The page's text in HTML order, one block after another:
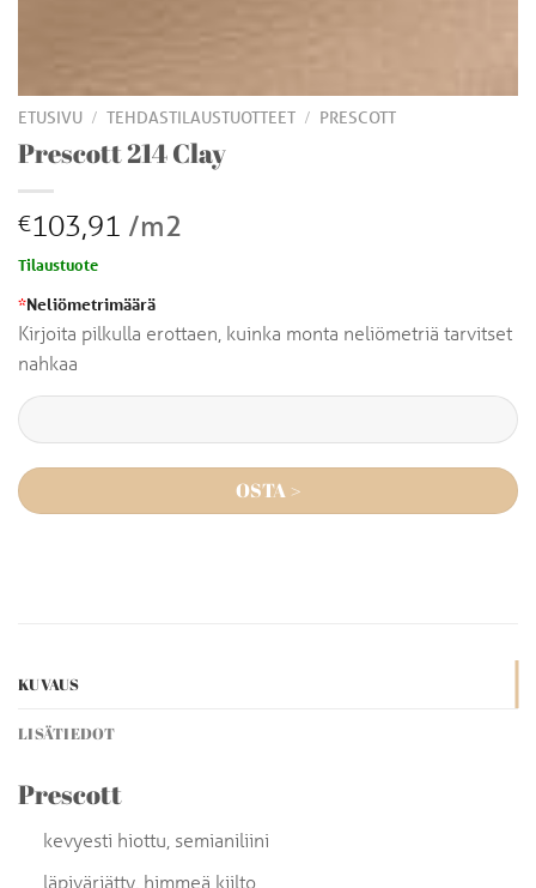
ETUSIVU / TEHDASTILAUSTUOTTEET / PRESCOTT
Prescott 214 Clay
€103,91 /m2
Tilaustuote
*Neliömetrimäärä
Kirjoita pilkulla erottaen, kuinka monta neliömetriä tarvitset
nahkaa
OSTA >
KUVAUS
LISÄTIEDOT
Prescott
kevyesti hiottu, semianiliini
läpivärjätty, himmeä kiilto